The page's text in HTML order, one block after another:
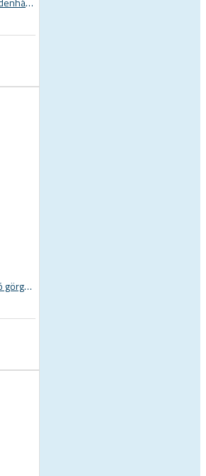
ELVEDES hátsó váltó görgő, fogaskerék, rozsdamentes, tömített ABEC 5 csapágy, Shimano SRAM Campagnolo 9 10 11s CP2017086